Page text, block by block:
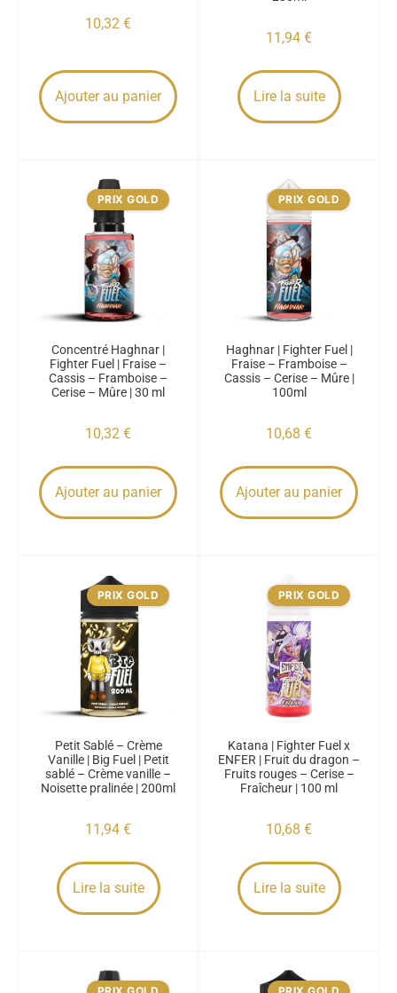
10,32 €
Ajouter au panier
11,94 €
Lire la suite
PRIX GOLD
Concentré Haghnar |
Fighter Fuel | Fraise –
Cassis – Framboise –
Cerise – Mûre | 30 ml
10,32 €
Ajouter au panier
PRIX GOLD
Haghnar | Fighter Fuel |
Fraise – Framboise –
Cassis – Cerise – Mûre |
100ml
10,68 €
Ajouter au panier
PRIX GOLD
Petit Sablé – Crème
Vanille | Big Fuel | Petit
sablé – Crème vanille –
Noisette pralinée | 200ml
11,94 €
Lire la suite
PRIX GOLD
Katana | Fighter Fuel x
ENFER | Fruit du dragon –
Fruits rouges – Cerise –
Fraîcheur | 100 ml
10,68 €
Lire la suite